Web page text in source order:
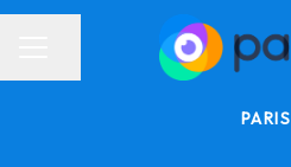
Partager la page
PARIS